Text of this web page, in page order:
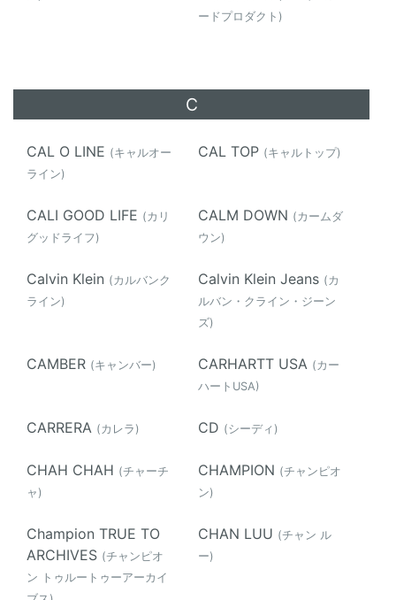
ードプロダクト)
C
CAL O LINE (キャルオー
ライン)
CAL TOP (キャルトップ)
CALI GOOD LIFE (カリ
グッドライフ)
CALM DOWN (カームダ
ウン)
Calvin Klein (カルバンク
ライン)
Calvin Klein Jeans (カ
ルバン・クライン・ジーン
ズ)
CAMBER (キャンバー) CARHARTT USA (カー
ハートUSA)
CARRERA (カレラ) CD (シーディ)
CHAH CHAH (チャーチ
ャ)
CHAMPION (チャンピオ
ン)
Champion TRUE TO
ARCHIVES (チャンピオ
ン トゥルートゥーアーカイ
CHAN LUU (チャン ル
ー)